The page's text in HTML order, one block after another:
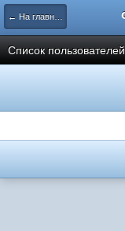
← На главную
Список пользователей